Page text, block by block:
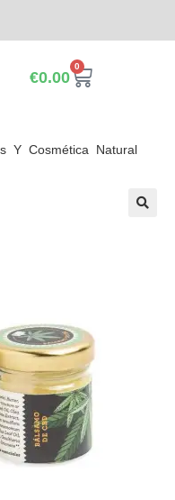
€0.00
0
Y Cosmética Natural